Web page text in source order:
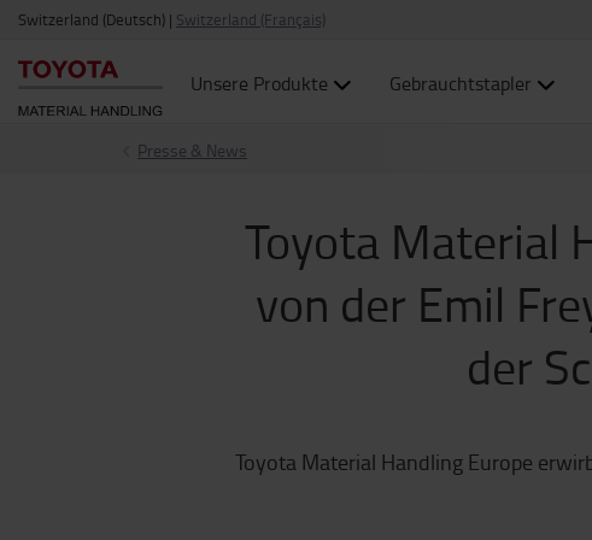
Switzerland (Deutsch) | Switzerland (Français)
Unsere Produkte Gebrauchtstapler
Presse & News
Toyota Material
von der Emil
der
Toyota Material Handling Europe